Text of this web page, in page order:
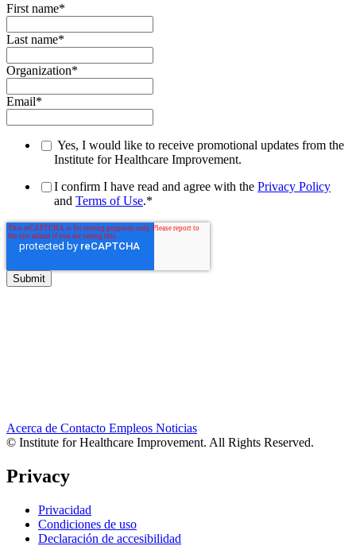
First name*
Last name*
Organization*
Email*
Yes, I would like to receive promotional updates from the
Institute for Healthcare Improvement.
I confirm I have read and agree with the Privacy Policy
and Terms of Use.*
Acerca de Contacto Empleos Noticias
© Institute for Healthcare Improvement. All Rights Reserved.
Privacy
Privacidad
Condiciones de uso
Declaración de accesibilidad